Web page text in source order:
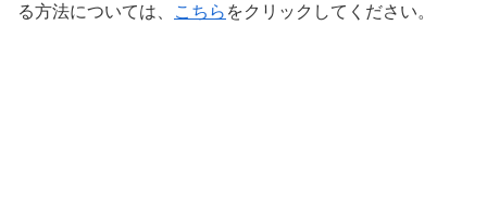
る方法については、
こちら をクリックしてください。